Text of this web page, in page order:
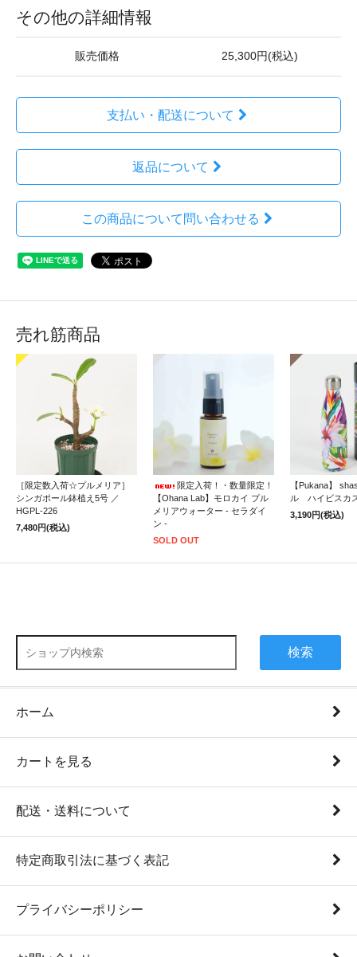
その他の詳細情報
販売価格 25,300円(税込)
支払い・配送について
返品について
この商品について問い合わせる
売れ筋商品
［限定数入荷☆プルメリア］
シンガポール鉢植え5号 ／
HGPL-226
7,480円(税込)
限定入荷！・数量限定！
【Ohana Lab】モロカイ プル
メリアウォーター - セラダイ
ン -
SOLD OUT
【Pukana】
ル ハイビスカ
3,190円(税込)
検索
ホーム
カートを見る
配送・送料について
特定商取引法に基づく表記
プライバシーポリシー